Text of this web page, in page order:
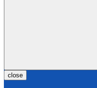
close